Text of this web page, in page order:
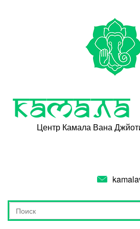
Камала
Центр Камала Вана
Форма поиска